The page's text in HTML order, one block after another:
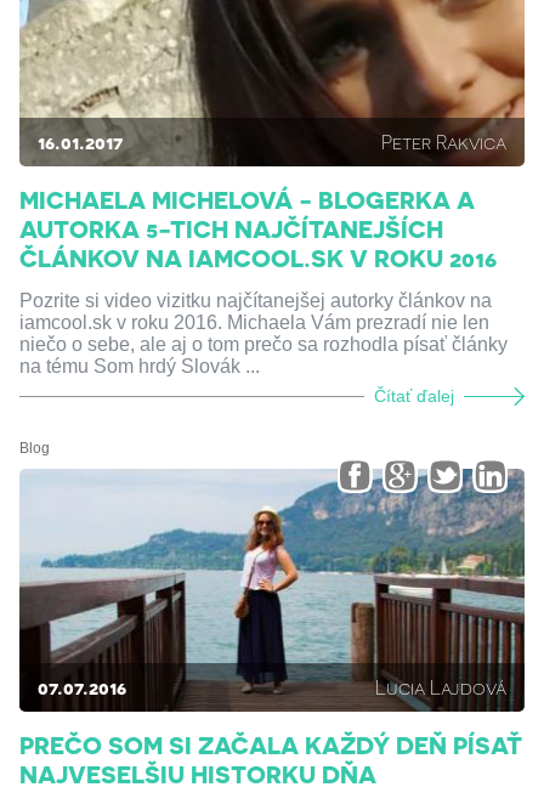
16.01.2017 Peter Rakvica
MICHAELA MICHELOVÁ - BLOGERKA A
AUTORKA 5-TICH NAJČÍTANEJŠÍCH
ČLÁNKOV NA IAMCOOL.SK V ROKU 2016
Pozrite si video vizitku najčítanejšej autorky článkov na
iamcool.sk v roku 2016. Michaela Vám prezradí nie len
niečo o sebe, ale aj o tom prečo sa rozhodla písať články
na tému Som hrdý Slovák ...
Čítať ďalej
Blog
07.07.2016 Lucia Lajdová
PREČO SOM SI ZAČALA KAŽDÝ DEŇ PÍSAŤ
NAJVESELŠIU HISTORKU DŇA